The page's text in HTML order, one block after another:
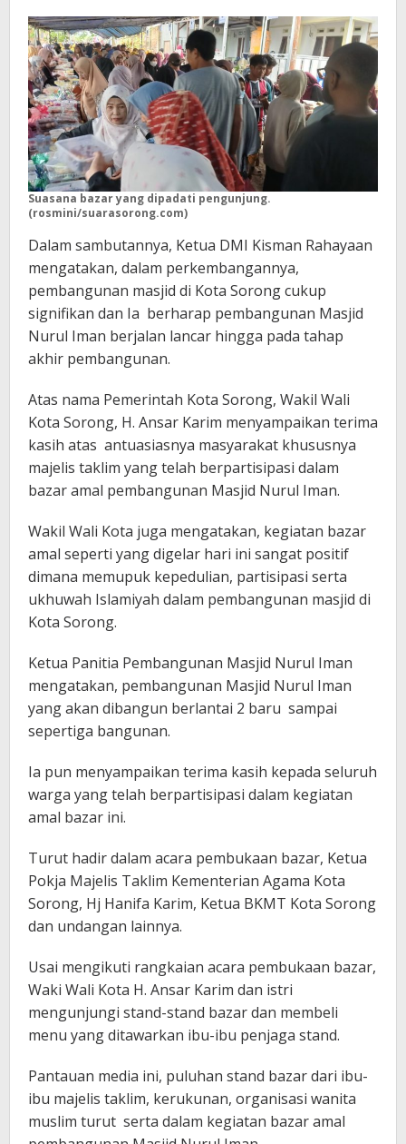
Suasana bazar yang dipadati pengunjung.
(rosmini/suarasorong.com)
Dalam sambutannya, Ketua DMI Kisman Rahayaan
mengatakan, dalam perkembangannya,
pembangunan masjid di Kota Sorong cukup
signifikan dan Ia berharap pembangunan Masjid
Nurul Iman berjalan lancar hingga pada tahap
akhir pembangunan.
Atas nama Pemerintah Kota Sorong, Wakil Wali
Kota Sorong, H. Ansar Karim menyampaikan terima
kasih atas antuasiasnya masyarakat khususnya
majelis taklim yang telah berpartisipasi dalam
bazar amal pembangunan Masjid Nurul Iman.
Wakil Wali Kota juga mengatakan, kegiatan bazar
amal seperti yang digelar hari ini sangat positif
dimana memupuk kepedulian, partisipasi serta
ukhuwah Islamiyah dalam pembangunan masjid di
Kota Sorong.
Ketua Panitia Pembangunan Masjid Nurul Iman
mengatakan, pembangunan Masjid Nurul Iman
yang akan dibangun berlantai 2 baru sampai
sepertiga bangunan.
Ia pun menyampaikan terima kasih kepada seluruh
warga yang telah berpartisipasi dalam kegiatan
amal bazar ini.
Turut hadir dalam acara pembukaan bazar, Ketua
Pokja Majelis Taklim Kementerian Agama Kota
Sorong, Hj Hanifa Karim, Ketua BKMT Kota Sorong
dan undangan lainnya.
Usai mengikuti rangkaian acara pembukaan bazar,
Waki Wali Kota H. Ansar Karim dan istri
mengunjungi stand-stand bazar dan membeli
menu yang ditawarkan ibu-ibu penjaga stand.
Pantauan media ini, puluhan stand bazar dari ibu-
ibu majelis taklim, kerukunan, organisasi wanita
muslim turut serta dalam kegiatan bazar amal